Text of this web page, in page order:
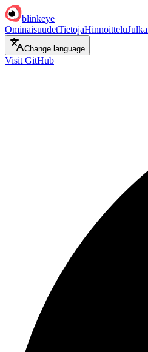
blinkeye
OminaisuudetTietojaHinnoittelu
Change language
Visit GitHub